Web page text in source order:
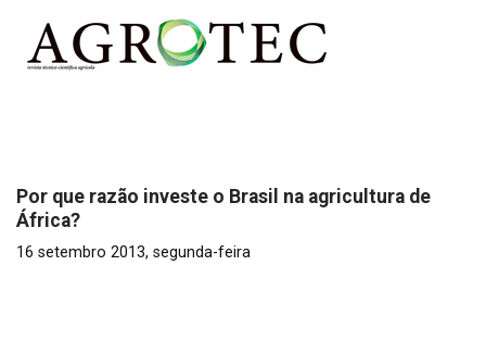
Por que razão investe o Brasil na agricultura de
África?
16 setembro 2013, segunda-feira